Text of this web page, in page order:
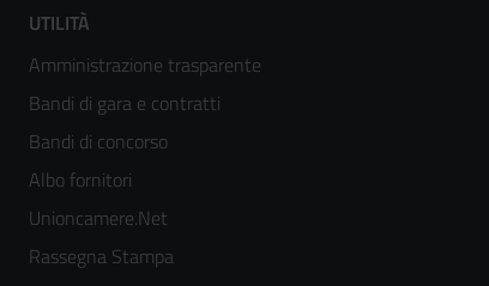
Footer
menù
colonna
2
UTILITÀ
Amministrazione trasparente
Bandi di gara e contratti
Bandi di concorso
Albo fornitori
Unioncamere.Net
Rassegna Stampa